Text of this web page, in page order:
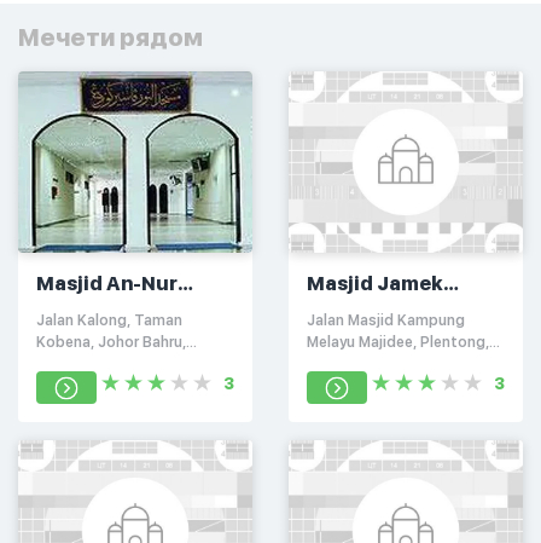
Мечети рядом
Masjid An-Nur
Kotaraya
Jalan Kalong, Taman
Kobena, Johor Bahru,
3
Masjid Jamek
Kampung Melayu
Majidee
Jalan Masjid Kampung
Melayu Majidee, Plentong,
3